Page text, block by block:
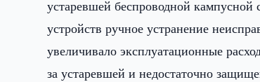
устаревшей беспроводной
устройств ручное устранение
увеличивало эксплуатационные
за устаревшей и недостаточно